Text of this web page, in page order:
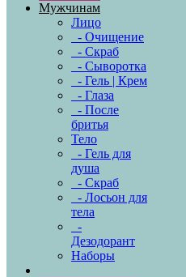
Мужчинам
Лицо
- Очищение
- Скраб
- Сыворотка
- Гель | Крем
- Глаза
- После
бритья
Тело
- Гель для
душа
- Скраб
- Лосьон для
тела
-
Дезодорант
Наборы